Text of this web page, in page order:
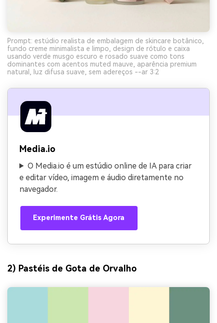
Prompt: estúdio realista de embalagem de skincare botânico,
fundo creme minimalista e limpo, design de rótulo e caixa
usando verde musgo escuro e rosado suave como tons
dominantes com acentos muted mauve, aparência premium
natural, luz difusa suave, sem adereços --ar 3:2
Media.io
O Media.io é um estúdio online de IA para criar
e editar vídeo, imagem e áudio diretamente no
navegador.
Experimente Grátis Agora
2) Pastéis de Gota de Orvalho